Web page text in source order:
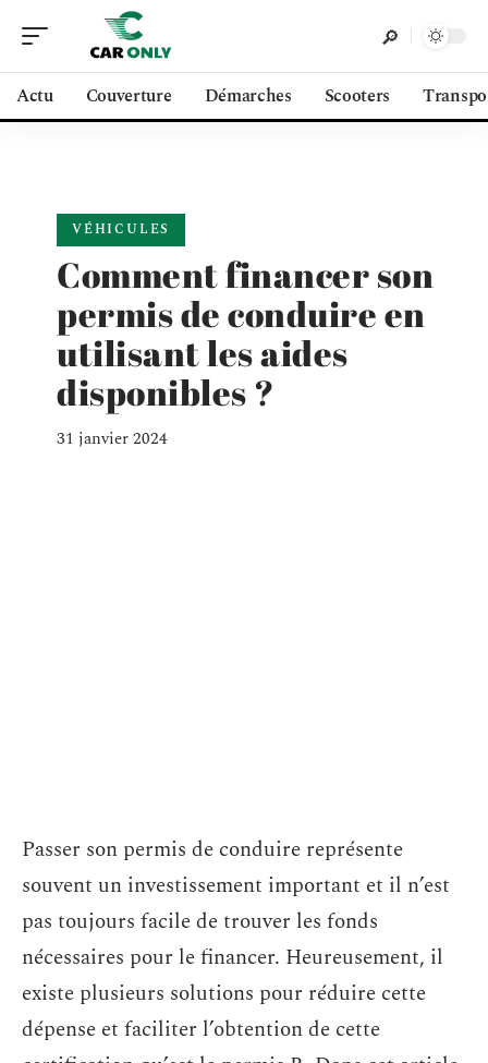
Actu Couverture Démarches Scooters
VÉHICULES
Comment financer son
permis de conduire en
utilisant les aides
disponibles ?
31 janvier 2024
Passer son permis de conduire représente
souvent un investissement important et il n’est
pas toujours facile de trouver les fonds
nécessaires pour le financer. Heureusement, il
existe plusieurs solutions pour réduire cette
dépense et faciliter l’obtention de cette